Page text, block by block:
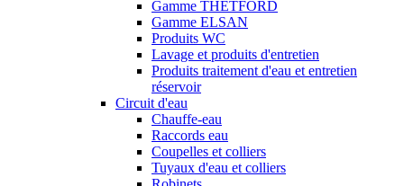
Gamme THETFORD
Gamme ELSAN
Produits WC
Lavage et produits d'entretien
Produits traitement d'eau et entretien
réservoir
Circuit d'eau
Chauffe-eau
Raccords eau
Coupelles et colliers
Tuyaux d'eau et colliers